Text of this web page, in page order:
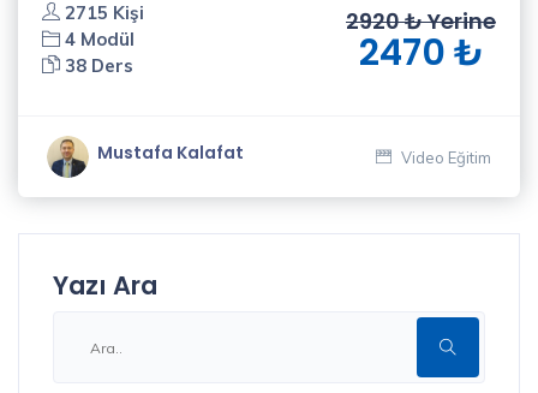
2715 Kişi
4 Modül
38 Ders
2920 ₺ Yerine
2470 ₺
Mustafa Kalafat Video Eğitim
Yazı Ara